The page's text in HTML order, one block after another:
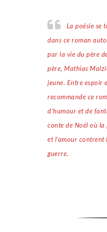
La poésie se transmet de père en fils
dans ce roman
par la vie du père
père, Mathias
jeune. Entre espoir
recommande ce
d’humour et de
conte de Noël où
et l’amour contrent
guerre.